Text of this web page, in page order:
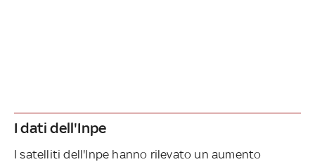
I dati dell'Inpe
I satelliti dell'Inpe hanno rilevato un aumento